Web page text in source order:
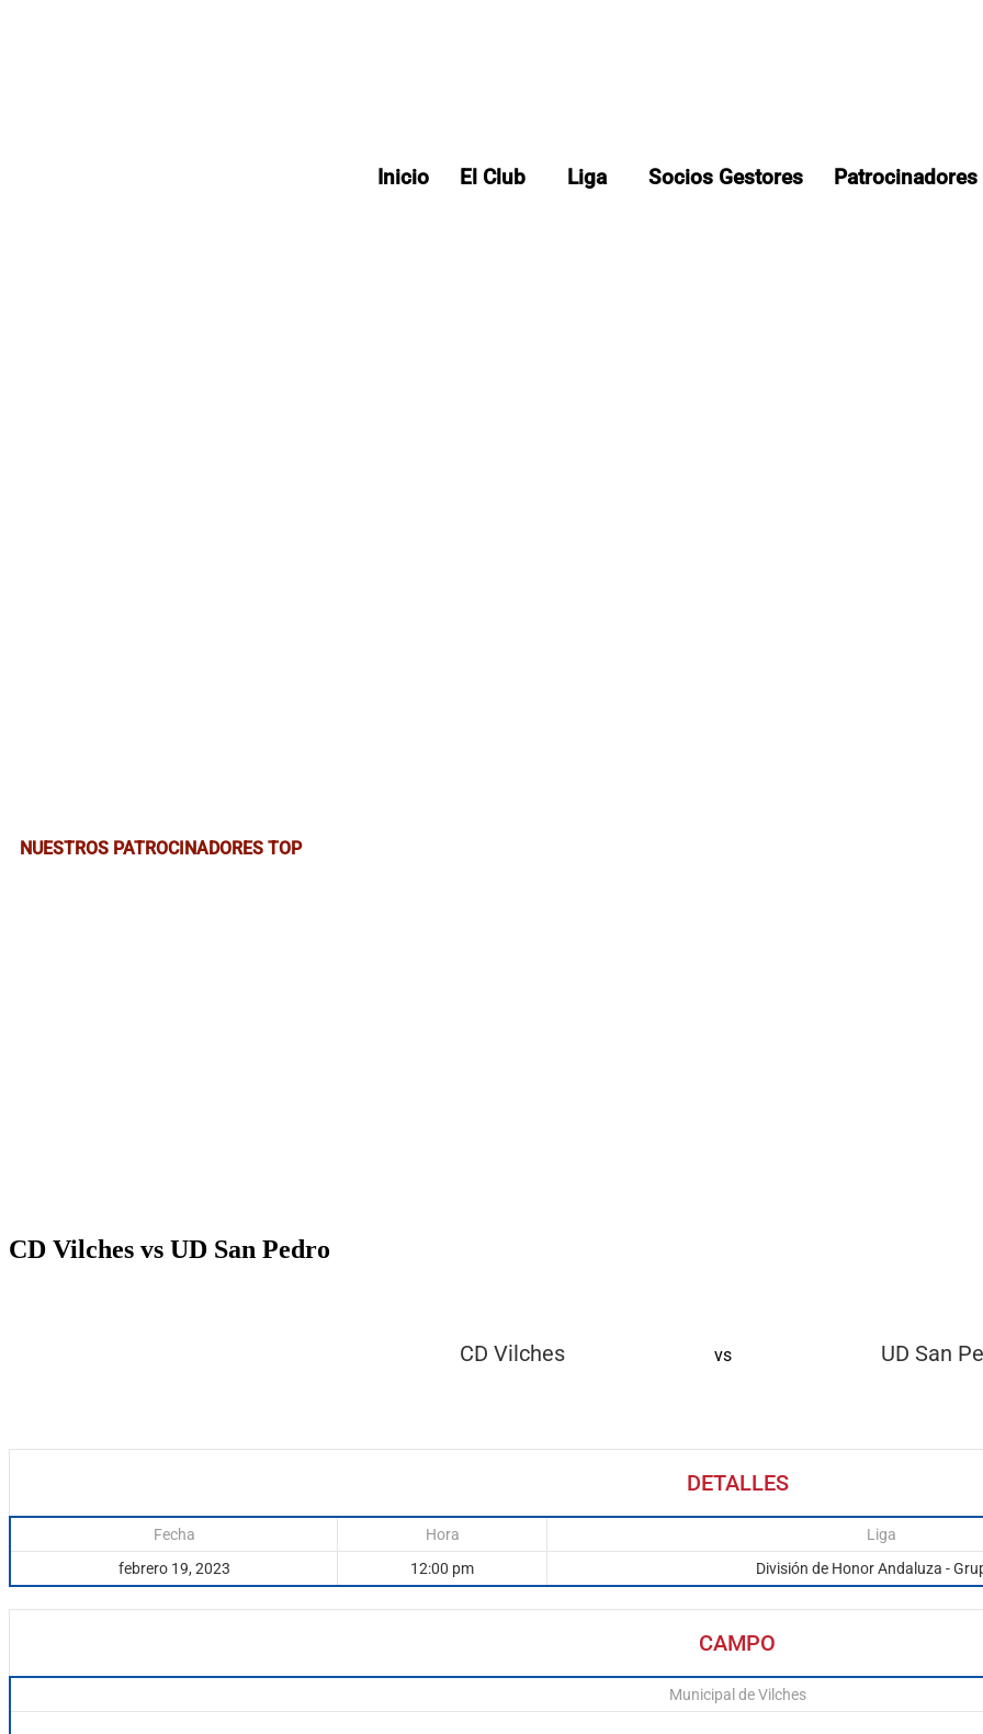
Inicio El Club Liga Socios Gestores Patrocinadores
NUESTROS PATROCINADORES TOP
CD Vilches vs UD San Pedro
CD Vilches vs UD San
DETALLES
Fecha Hora
Liga
febrero 19, 2023
12:00 pm División de Honor Andaluza -
CAMPO
Municipal de Vilches